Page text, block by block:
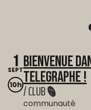
1
SEPT
10h
Bienvenue
Telegraphe !
/ CLUB
communauté